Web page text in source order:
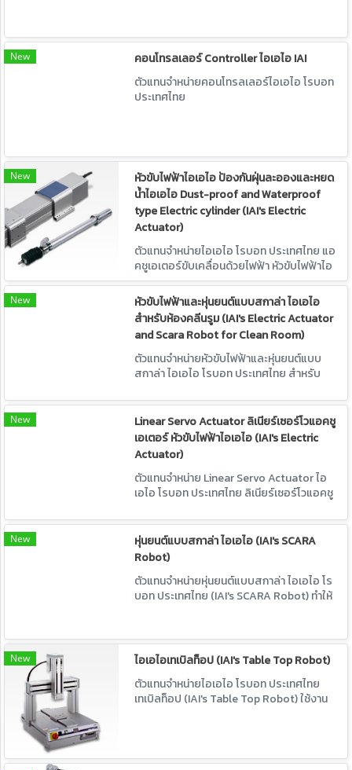
New
คอนโทรลเลอร์ Controller ไอเอไอ IAI
ตัวแทนจำหน่ายคอนโทรลเลอร์ไอเอไอ โรบอท
ประเทศไทย
New
หัวขับไฟฟ้าไอเอไอ ป้องกันฝุ่นละอองและหยด
น้ำไอเอไอ Dust-proof and Waterproof
type Electric cylinder (IAI's Electric
Actuator)
ตัวแทนจำหน่ายไอเอไอ โรบอท ประเทศไทย แอ
คชูเอเตอร์ขับเคลื่อนด้วยไฟฟ้า หัวขับไฟฟ้าไอ
เอไอ ป้องกันฝุ่นละอองและหยดน้ำ Dust-
proof and Waterproof type Electric
cylinder แอคชูเอเตอร์ที่รองรับ IP65
สำหรับใช้งานภายใต้สภาพแวดล้อมที่ไม่ดี
อย่างมีฝุ่นละอองหรือหยดน้ำ
New
หัวขับไฟฟ้าและหุ่นยนต์แบบสกาล่า ไอเอไอ
สำหรับห้องคลีนรูม (IAI's Electric Actuator
and Scara Robot for Clean Room)
ตัวแทนจำหน่ายหัวขับไฟฟ้าและหุ่นยนต์แบบ
สกาล่า ไอเอไอ โรบอท ประเทศไทย สำหรับ
(Clean class 10) มีให้เลือกอย่างหลากหลาย
New
Linear Servo Actuator ลิเนียร์เซอร์โวแอคชู
เอเตอร์ หัวขับไฟฟ้าไอเอไอ (IAI's Electric
Actuator)
ตัวแทนจำหน่าย Linear Servo Actuator ไอ
เอไอ โรบอท ประเทศไทย ลิเนียร์เซอร์โวแอคชู
การใช้งานที่หลากหลาย ทั้งยังมีการเพิ่ม
ผลิตภัณฑ์แบบที่ใช้เอนโค้ดเดอร์รุ่นใหม่เข้ามา
New
หุ่นยนต์แบบสกาล่า ไอเอไอ (IAI's SCARA
Robot)
ตัวแทนจำหน่ายหุ่นยนต์แบบสกาล่า ไอเอไอ โร
บอท ประเทศไทย (IAI's SCARA Robot) ทำให้
อย่างเห็นได้ชัด
New
ไอเอไอเทเบิลท็อป (IAI's Table Top Robot)
ตัวแทนจำหน่ายไอเอไอ โรบอท ประเทศไทย
เทเบิลท็อป (IAI's Table Top Robot) ใช้งาน